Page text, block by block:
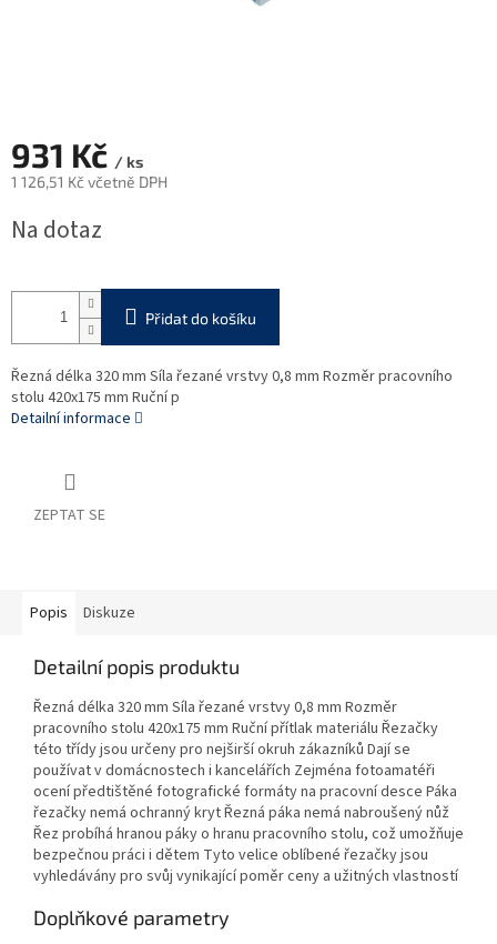
931 Kč / ks
1 126,51 Kč včetně DPH
cena:
Na dotaz
Přidat do košíku
Řezná délka 320 mm Síla řezané vrstvy 0,8 mm Rozměr pracovního
stolu 420x175 mm Ruční p
Detailní informace
ZEPTAT SE
Popis Diskuze
Detailní popis produktu
Řezná délka 320 mm Síla řezané vrstvy 0,8 mm Rozměr
pracovního stolu 420x175 mm Ruční přítlak materiálu Řezačky
této třídy jsou určeny pro nejširší okruh zákazníků Dají se
používat v domácnostech i kancelářích Zejména fotoamatéři
ocení předtištěné fotografické formáty na pracovní desce Páka
řezačky nemá ochranný kryt Řezná páka nemá nabroušený nůž
Řez probíhá hranou páky o hranu pracovního stolu, což umožňuje
bezpečnou práci i dětem Tyto velice oblíbené řezačky jsou
vyhledávány pro svůj vynikající poměr ceny a užitných vlastností
Doplňkové parametry